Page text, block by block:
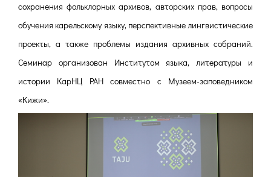
сохранения фольклорных архивов, авторских прав, вопросы
обучения карельскому языку, перспективные лингвистические
проекты, а также проблемы издания архивных собраний.
Семинар организован Институтом языка, литературы и
истории КарНЦ РАН совместно с Музеем-заповедником
«Кижи».